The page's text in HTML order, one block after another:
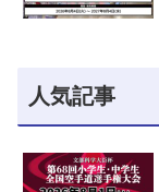
人気記事